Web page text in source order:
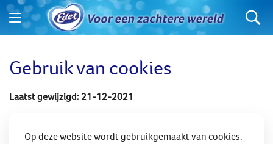
Gebruik van cookies
Laatst gewijzigd: 21-12-2021
Op deze website wordt gebruikgemaakt van cookies.